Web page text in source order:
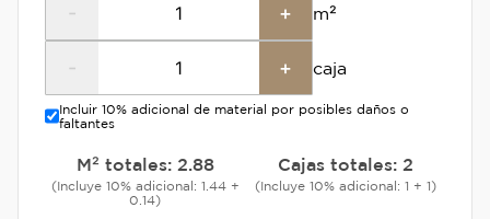
- + m²
- + caja
Incluir 10% adicional de material por posibles daños o
faltantes
M² totales: 2.88
(Incluye 10% adicional: 1.44 +
0.14)
Cajas totales: 2
(Incluye 10% adicional: 1 + 1)